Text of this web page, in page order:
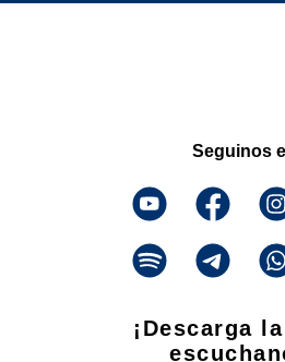
Seguinos
¡Descarga